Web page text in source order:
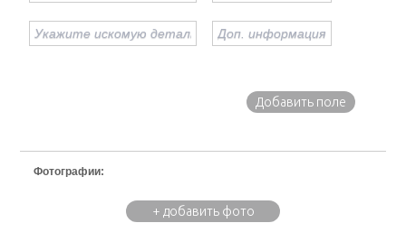
Добавить поле
Фотографии:
+ добавить фото